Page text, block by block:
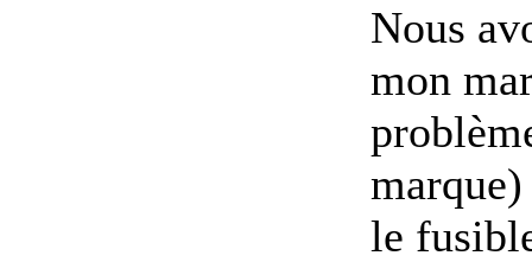
Nous
mon
le